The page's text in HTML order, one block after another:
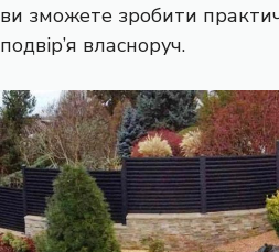
ви зможете зробити
подвір’я власноруч.